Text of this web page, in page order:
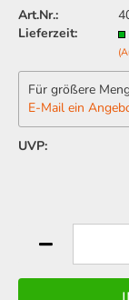
Art.Nr.:
Lieferzeit:
Für größere
E-Mail ein
UVP: